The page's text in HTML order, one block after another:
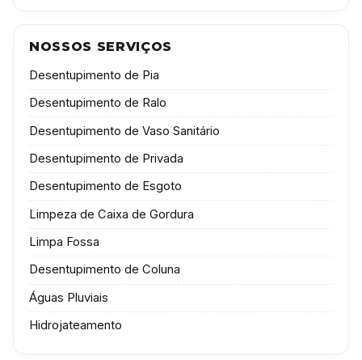
NOSSOS SERVIÇOS
Desentupimento de Pia
Desentupimento de Ralo
Desentupimento de Vaso Sanitário
Desentupimento de Privada
Desentupimento de Esgoto
Limpeza de Caixa de Gordura
Limpa Fossa
Desentupimento de Coluna
Águas Pluviais
Hidrojateamento